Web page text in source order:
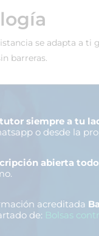
se adapta a ti
barreras.
siempre a tu
o desde la
abierta
acreditada
de: Bolsas